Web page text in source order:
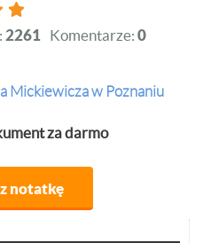
2261 Komentarze: 0
Mickiewicza w Poznaniu
za darmo
notatkę